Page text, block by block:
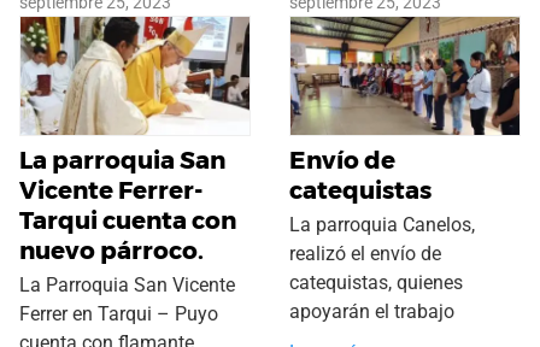
La parroquia San
Vicente Ferrer-
Tarqui cuenta con
nuevo párroco.
La Parroquia San Vicente
Ferrer en Tarqui – Puyo
Envío de
catequistas
La parroquia Canelos,
realizó el envío de
catequistas, quienes
apoyarán el trabajo